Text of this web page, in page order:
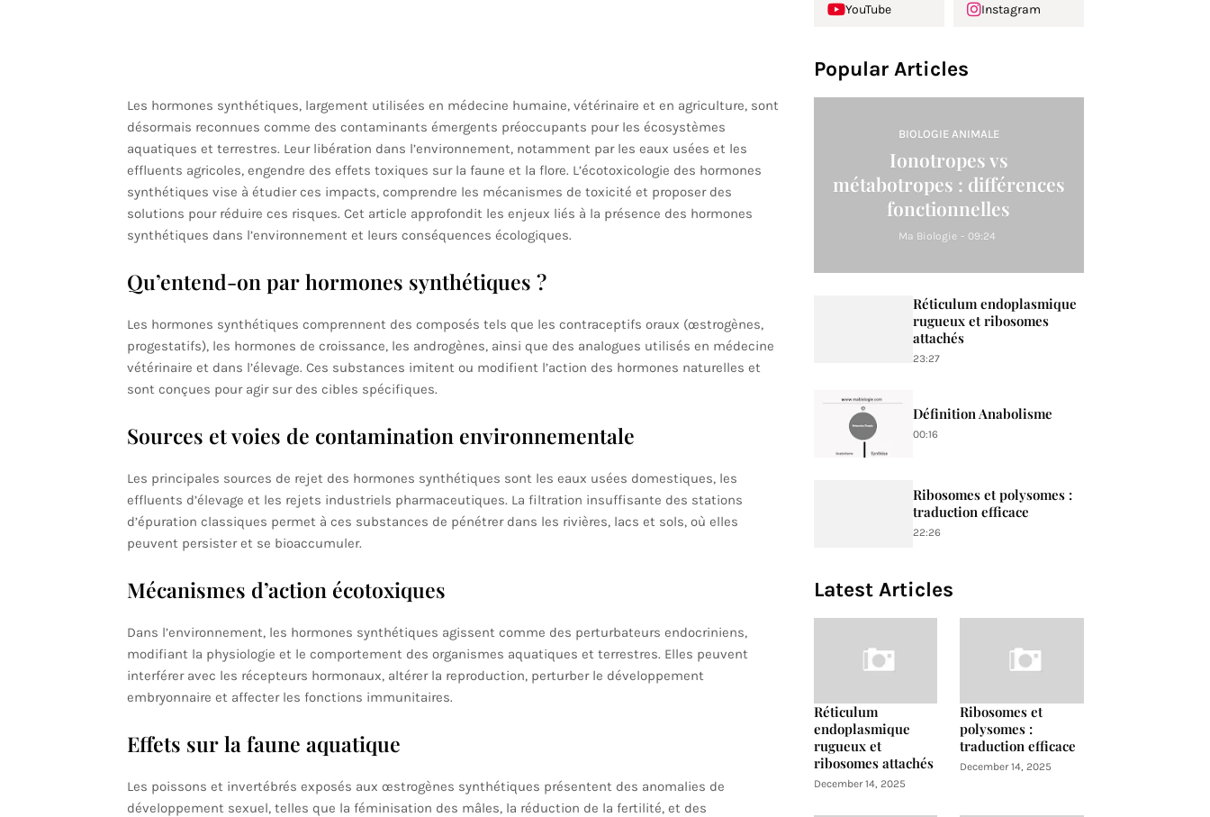
Les hormones synthétiques, largement utilisées en médecine humaine, vétérinaire et en agriculture, sont
désormais reconnues comme des contaminants émergents préoccupants pour les écosystèmes
aquatiques et terrestres. Leur libération dans l’environnement, notamment par les eaux usées et les
effluents agricoles, engendre des effets toxiques sur la faune et la flore. L’écotoxicologie des hormones
synthétiques vise à étudier ces impacts, comprendre les mécanismes de toxicité et proposer des
solutions pour réduire ces risques. Cet article approfondit les enjeux liés à la présence des hormones
synthétiques dans l’environnement et leurs conséquences écologiques.
Qu’entend-on par hormones synthétiques ?
Les hormones synthétiques comprennent des composés tels que les contraceptifs oraux (œstrogènes,
progestatifs), les hormones de croissance, les androgènes, ainsi que des analogues utilisés en médecine
vétérinaire et dans l’élevage. Ces substances imitent ou modifient l’action des hormones naturelles et
sont conçues pour agir sur des cibles spécifiques.
Sources et voies de contamination environnementale
Les principales sources de rejet des hormones synthétiques sont les eaux usées domestiques, les
effluents d’élevage et les rejets industriels pharmaceutiques. La filtration insuffisante des stations
d’épuration classiques permet à ces substances de pénétrer dans les rivières, lacs et sols, où elles
peuvent persister et se bioaccumuler.
Mécanismes d’action écotoxiques
Dans l’environnement, les hormones synthétiques agissent comme des perturbateurs endocriniens,
modifiant la physiologie et le comportement des organismes aquatiques et terrestres. Elles peuvent
interférer avec les récepteurs hormonaux, altérer la reproduction, perturber le développement
embryonnaire et affecter les fonctions immunitaires.
Effets sur la faune aquatique
Les poissons et invertébrés exposés aux œstrogènes synthétiques présentent des anomalies de
développement sexuel, telles que la féminisation des mâles, la réduction de la fertilité, et des
YouTube Instagram
Popular Articles
BIOLOGIE ANIMALE
Ionotropes vs
métabotropes : différences
fonctionnelles
Ma Biologie - 09:24
Réticulum endoplasmique
rugueux et ribosomes
attachés
23:27
Définition Anabolisme
00:16
Ribosomes et polysomes :
traduction efficace
22:26
Latest Articles
Réticulum
endoplasmique
rugueux et
ribosomes attachés
December 14, 2025
Ribosomes et
polysomes :
traduction efficace
December 14, 2025